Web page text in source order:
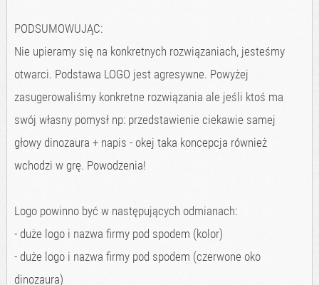
PODSUMOWUJĄC:
Nie upieramy się na konkretnych rozwiązaniach, jesteśmy
otwarci. Podstawa LOGO jest agresywne. Powyżej
zasugerowaliśmy konkretne rozwiązania ale jeśli ktoś ma
swój własny pomysł np: przedstawienie ciekawie samej
głowy dinozaura + napis - okej taka koncepcja również
wchodzi w grę. Powodzenia!
Logo powinno być w następujących odmianach:
- duże logo i nazwa firmy pod spodem (kolor)
- duże logo i nazwa firmy pod spodem (czerwone oko
dinozaura)